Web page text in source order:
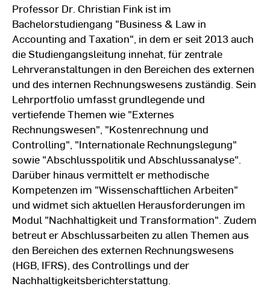
Christian Fink ist seit 2007 fachlicher Leiter der
Aktivitäten der Vereinigung zur Mitwirkung an der
Entwicklung des Bilanzrechts für
Familiengesellschaften (VMEBF) e.V., die sich für
die Berücksichtigung der Belange deutscher
Familienunternehmen bei der Entwicklung
(inter-)nationaler Normen für die Finanz- und
Nachhaltigkeitsberichterstattung einsetzt. Seit 2010
gehört Christian Fink der Prüfungskommission für
Wirtschaftsprüfer der Wirtschaftsprüferkammer
an.
Zwischen 2007 und 2011 war Christian Fink als
Manager Accounting Regulations bei der
Freudenberg & Co. KG in Weinheim tätig. Von 2008
bis 2014 wirkte er außerdem im IFRS Sounding
Board von Business Europe in Brüssel mit und war
zwischen 2011 und 2014 Mitglied des Fachbeirats
der Zeitschrift „Bilanzen im Mittelstand“.
Professor Dr. Christian Fink ist im
Bachelorstudiengang "Business & Law in
Accounting and Taxation", in dem er seit 2013 auch
die Studiengangsleitung innehat, für zentrale
Lehrveranstaltungen in den Bereichen des externen
und des internen Rechnungswesens zuständig. Sein
Lehrportfolio umfasst grundlegende und
vertiefende Themen wie "Externes
Rechnungswesen", "Kostenrechnung und
Controlling", "Internationale Rechnungslegung"
sowie "Abschlusspolitik und Abschlussanalyse".
Darüber hinaus vermittelt er methodische
Kompetenzen im "Wissenschaftlichen Arbeiten"
und widmet sich aktuellen Herausforderungen im
Modul "Nachhaltigkeit und Transformation". Zudem
betreut er Abschlussarbeiten zu allen Themen aus
den Bereichen des externen Rechnungswesens
(HGB, IFRS), des Controllings und der
Nachhaltigkeitsberichterstattung.